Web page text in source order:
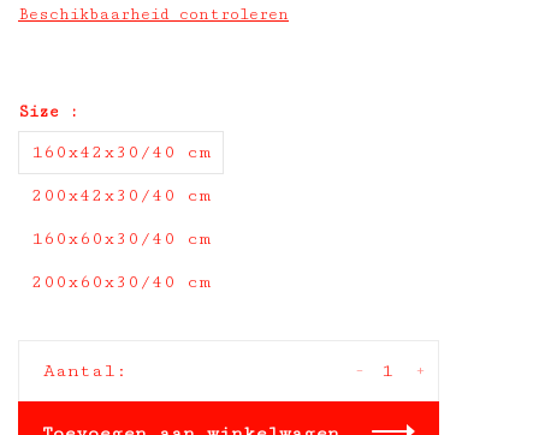
Beschikbaarheid controleren
Size :
160x42x30/40 cm
200x42x30/40 cm
160x60x30/40 cm
200x60x30/40 cm
Aantal: +
-